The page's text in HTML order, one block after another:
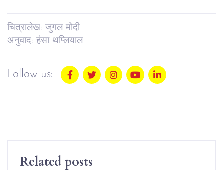
चित्रालेख: जुगल मोदी
अनुवाद: हंसा थप्लियाल
Follow us:
Related posts